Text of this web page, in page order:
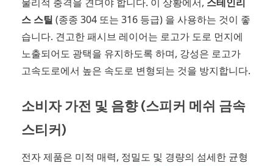
스 스틸 (종종 304 또는 316 등급) 을 사용하는 것이 좋
습니다. 견고한 패시브 레이어는 로고가 도로 먼지에
노출되어도 광택을 유지하도록 하며, 강성은 로고가
고속도로에서 높은 속도로 변형되는 것을 방지합니다.
소비자 가전 및 음향 (스피커 메쉬 금속
스티커)
전자 제품은 미적 매력, 정밀도 및 경량의 섬세한 균형